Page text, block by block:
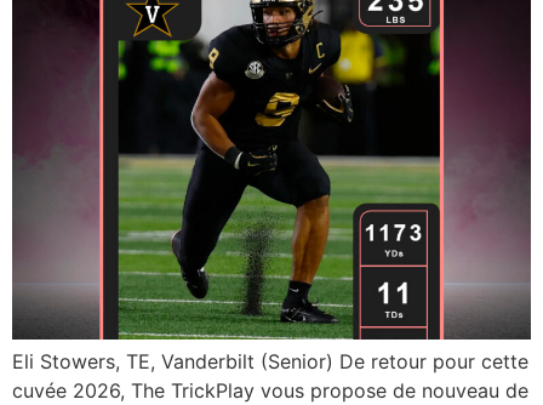
Eli Stowers, TE, Vanderbilt (Senior) De retour pour cette
cuvée 2026, The TrickPlay vous propose de nouveau de